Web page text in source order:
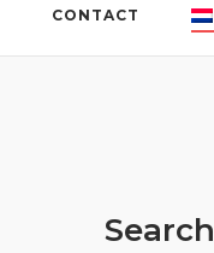
CONTACT
Search